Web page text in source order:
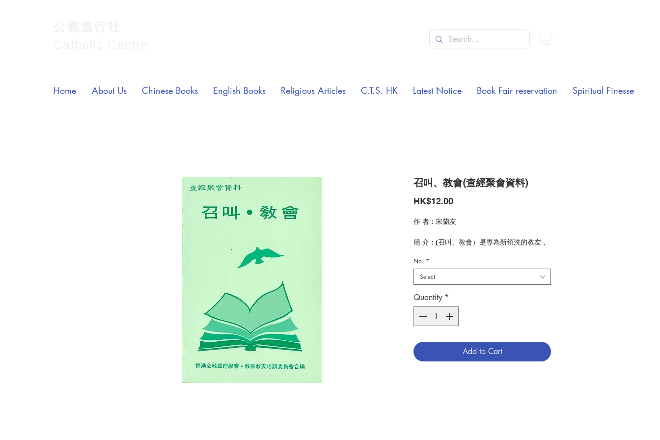
召叫、教會(查經聚會資料)
HK$12.00Price
作 者 : 宋蘭友
簡 介 : (召叫、教會）是專為新領洗的教友，
釋奧期，正是加深對聖經認識的時候，我們希
望藉此小冊子，和教友一同回到教會的根源：
聖經。天主透過聖經對新教友的啟示是甚麼。
出 版：香港公教真理學會
頁 數 : 60
分 類 : 聖經
No. 3016009130
No. *
Select
Quantity *
Add to Cart
Home About Us Chinese Books English Books Religious Articles C.T.S. HK Latest Notice Book Fair reservation Spiritual Finesse